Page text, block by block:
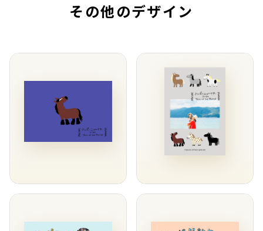
その他のデザイン